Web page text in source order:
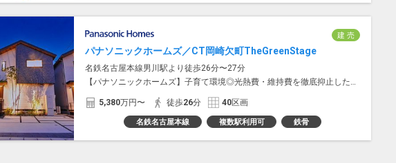
建 売
パナソニックホームズ／CT岡崎欠町TheGreenStage
名鉄名古屋本線男川駅より徒歩26分〜27分
【パナソニックホームズ】子育て環境◎光熱費・維持費を徹底抑止した欠町の邸宅
5,380万円〜 徒歩26分 40区画
名鉄名古屋本線 複数駅利用可 鉄骨